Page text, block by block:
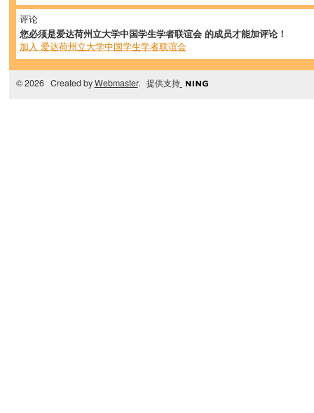
评论
您必须是爱达荷州立大学中国学生学者联谊会 的成员才能加评论！
加入 爱达荷州立大学中国学生学者联谊会
© 2026 Created byWebmaster. 提供支持